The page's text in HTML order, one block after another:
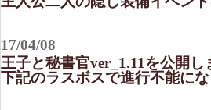
17/04/08
王子と秘書官ver_1.11を公開し
下記のラスボスで進行不能に